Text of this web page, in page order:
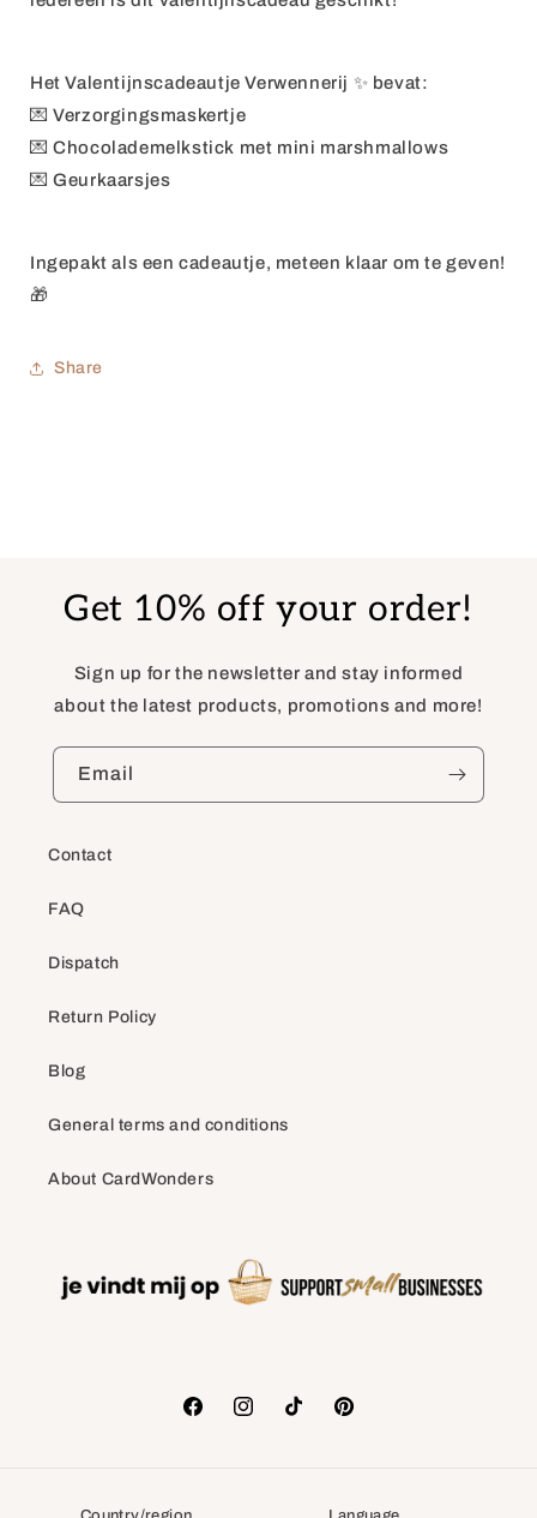
Het Valentijnscadeautje Verwennerij ✨ bevat:
💌 Verzorgingsmaskertje
💌 Chocolademelkstick met mini marshmallows
💌 Geurkaarsjes
Ingepakt als een cadeautje, meteen klaar om te geven!
🎁
Share
Get 10% off your order!
Sign up for the newsletter and stay informed
about the latest products, promotions and more!
Email
Contact
FAQ
Dispatch
Return Policy
Blog
General terms and conditions
About CardWonders
FacebookInstagramTikTok Pinterest